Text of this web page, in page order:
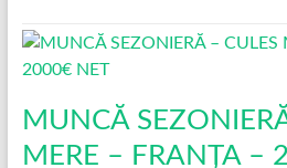
MUNCĂ
MERE – FRANȚA –